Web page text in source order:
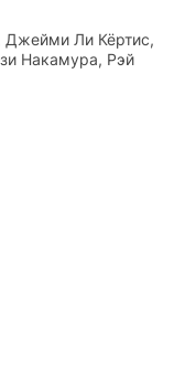
Джейми Ли Кёртис,
Накамура, Рэй